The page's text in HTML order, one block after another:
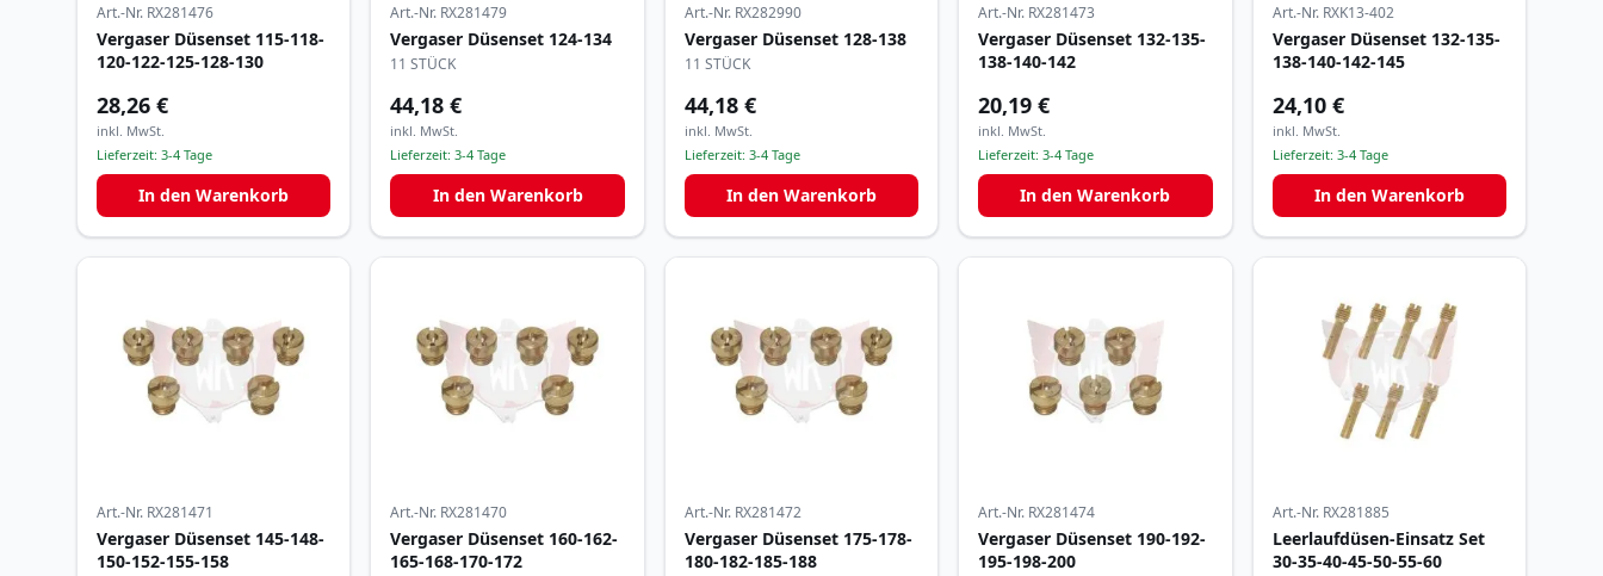
Art.-Nr. RX281476
Vergaser Düsenset 115-118-
120-122-125-128-130
28,26 €
inkl. MwSt.
Lieferzeit: 3-4 Tage
In den Warenkorb
Art.-Nr. RX281479
Vergaser Düsenset 124-134
11 STÜCK
44,18 €
inkl. MwSt.
Lieferzeit:3-4 Tage
In den Warenkorb
Art.-Nr. RX282990
Vergaser Düsenset 128-138
11 STÜCK
44,18 €
inkl. MwSt.
Lieferzeit: 3-4 Tage
In den Warenkorb
Art.-Nr. RX281473
Vergaser Düsenset 132-135-
138-140-142
20,19 €
inkl. MwSt.
Lieferzeit:3-4 Tage
In den Warenkorb
Art.-Nr. RXK13-402
Vergaser Düsenset 132-135-
138-140-142-145
24,10 €
inkl. MwSt.
Lieferzeit: 3-4 Tage
In den Warenkorb
Art.-Nr. RX281471
Vergaser Düsenset 145-148-
150-152-155-158
Art.-Nr. RX281470
Vergaser Düsenset 160-162-
165-168-170-172
Art.-Nr. RX281472
Vergaser Düsenset 175-178-
180-182-185-188
Art.-Nr. RX281474
Vergaser Düsenset 190-192-
195-198-200
Art.-Nr. RX281885
Leerlaufdüsen-Einsatz Set
30-35-40-45-50-55-60